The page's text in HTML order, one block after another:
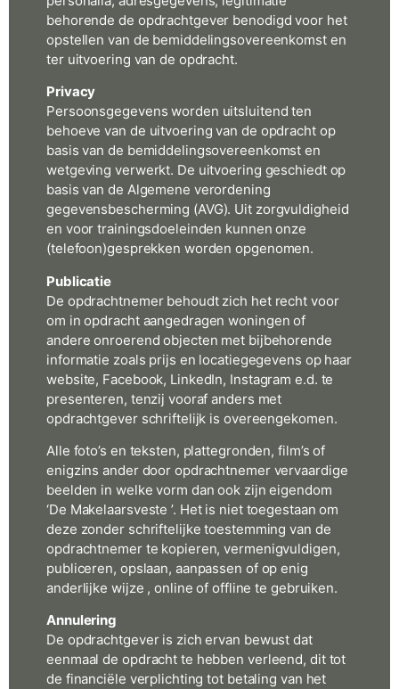
behorende de opdrachtgever benodigd voor het
opstellen van de bemiddelingsovereenkomst en
ter uitvoering van de opdracht.
Privacy
Persoonsgegevens worden uitsluitend ten
behoeve van de uitvoering van de opdracht op
basis van de bemiddelingsovereenkomst en
wetgeving verwerkt. De uitvoering geschiedt op
basis van de Algemene verordening
gegevensbescherming (AVG). Uit zorgvuldigheid
en voor trainingsdoeleinden kunnen onze
(telefoon)gesprekken worden opgenomen.
Publicatie
De opdrachtnemer behoudt zich het recht voor
om in opdracht aangedragen woningen of
andere onroerend objecten met bijbehorende
informatie zoals prijs en locatiegegevens op haar
website, Facebook, LinkedIn, Instagram e.d. te
presenteren, tenzij vooraf anders met
opdrachtgever schriftelijk is overeengekomen.
Alle foto’s en teksten, plattegronden, film’s of
enigzins ander door opdrachtnemer vervaardige
beelden in welke vorm dan ook zijn eigendom
‘De Makelaarsveste ’. Het is niet toegestaan om
deze zonder schriftelijke toestemming van de
opdrachtnemer te kopieren, vermenigvuldigen,
publiceren, opslaan, aanpassen of op enig
anderlijke wijze , online of offline te gebruiken.
Annulering
De opdrachtgever is zich ervan bewust dat
eenmaal de opdracht te hebben verleend, dit tot
de financiële verplichting tot betaling van het